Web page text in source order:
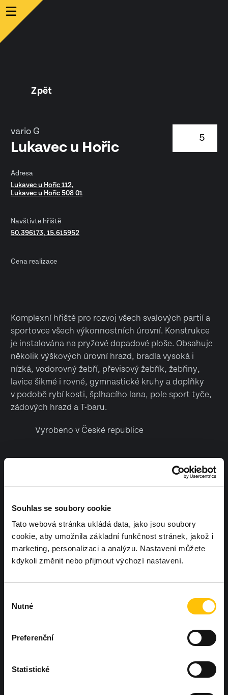
Souhlas se soubory cookie
Tato webová stránka ukládá data, jako jsou soubory
cookie, aby umožnila základní funkčnost stránek, jakož i
marketing, personalizaci a analýzu. Nastavení můžete
kdykoli změnit nebo přijmout výchozí nastavení.
souhlasu
Nutné
Preferenční
Statistické
Zpět
vario G
Lukavec u Hořic
5
Adresa
Lukavec u Hořic 112,
Lukavec u Hořic 508 01
Navštivte hřiště
50.396173, 15.615952
Cena realizace
Komplexní hřiště pro rozvoj všech svalových partií a
sportovce všech výkonnostních úrovní. Konstrukce
je instalována na pryžové dopadové ploše. Obsahuje
několik výškových úrovní hrazd, bradla vysoká i
nízká, vodorovný žebří, převisový žebřík, žebřiny,
lavice šikmé i rovné, gymnastické kruhy a doplňky
v podobě rybí kosti, šplhacího lana, pole sport tyče,
zádových hrazd a T-baru.
Vyrobeno v České republice
Chcete, aby další Workoutland hřiště